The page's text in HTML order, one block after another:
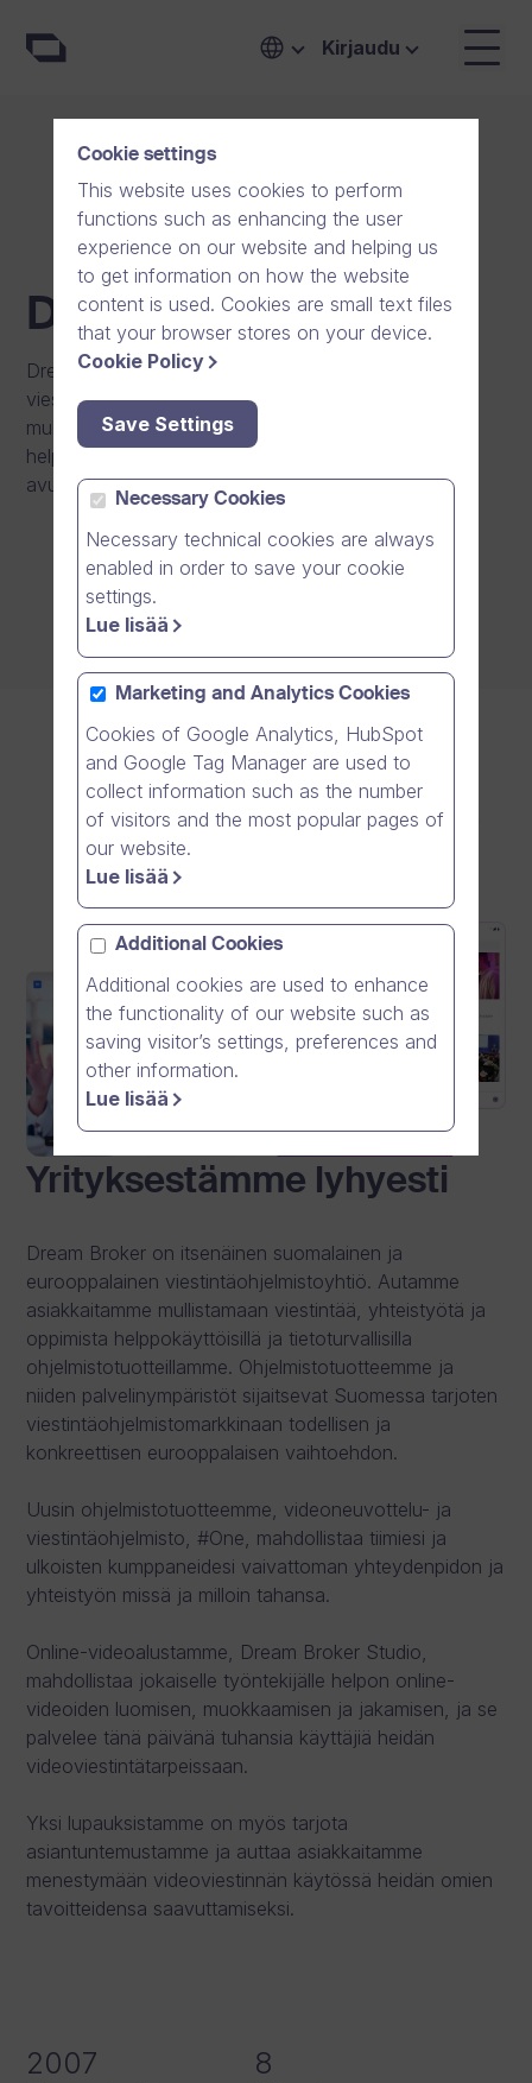
Kirjaudu
Dream Brokerista
Dream Broker on suomalainen ja eurooppalainen
viestintäohjelmistoyhtiö. Autamme asiakkaitamme
mullistamaan viestintää, yhteistyötä sekä oppimista
helppokäyttöisten ja tietoturvallisten tuotteidemme
avulla.
Yrityksestämme lyhyesti
Dream Broker on itsenäinen suomalainen ja
eurooppalainen viestintäohjelmistoyhtiö. Autamme
asiakkaitamme mullistamaan viestintää, yhteistyötä ja
oppimista helppokäyttöisillä ja tietoturvallisilla
ohjelmistotuotteillamme. Ohjelmistotuotteemme ja
niiden palvelinympäristöt sijaitsevat Suomessa tarjoten
viestintäohjelmistomarkkinaan todellisen ja
konkreettisen eurooppalaisen vaihtoehdon.
Uusin ohjelmistotuotteemme, videoneuvottelu- ja
viestintäohjelmisto, #One, mahdollistaa tiimiesi ja
ulkoisten kumppaneidesi vaivattoman yhteydenpidon ja
yhteistyön missä ja milloin tahansa.
Online-videoalustamme, Dream Broker Studio,
mahdollistaa jokaiselle työntekijälle helpon online-
videoiden luomisen, muokkaamisen ja jakamisen, ja se
palvelee tänä päivänä tuhansia käyttäjiä heidän
videoviestintätarpeissaan.
Yksi lupauksistamme on myös tarjota
asiantuntemustamme ja auttaa asiakkaitamme
menestymään videoviestinnän käytössä heidän omien
tavoitteidensa saavuttamiseksi.
2007 8
Cookie settings
This website uses cookies to perform
functions such as enhancing the user
experience on our website and helping us
to get information on how the website
content is used. Cookies are small text files
that your browser stores on your device.
Cookie Policy
Save Settings
Necessary Cookies
Necessary technical cookies are always
enabled in order to save your cookie
settings.
Lue lisää
Marketing and Analytics Cookies
Cookies of Google Analytics, HubSpot
and Google Tag Manager are used to
collect information such as the number
of visitors and the most popular pages of
our website.
Lue lisää
Additional Cookies
Additional cookies are used to enhance
the functionality of our website such as
saving visitor’s settings, preferences and
other information.
Lue lisää